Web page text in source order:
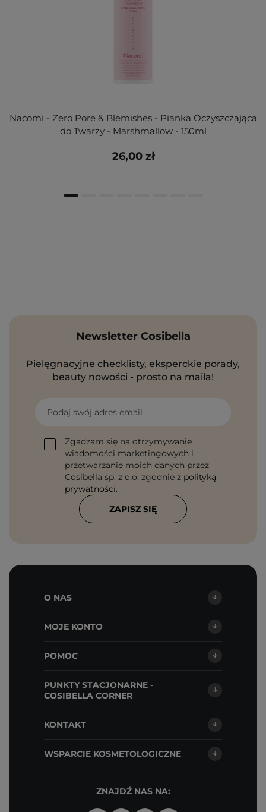
Nacomi - Zero Pore & Blemishes - Pianka Oczyszczająca
do Twarzy - Marshmallow - 150ml
26,00 zł
Newsletter Cosibella
Pielęgnacyjne checklisty, eksperckie porady,
beauty nowości - prosto na maila!
Podaj swój adres email
Zgadzam się na otrzymywanie
wiadomości marketingowych i
przetwarzanie moich danych przez
Cosibella sp. z o.o, zgodnie z polityką
prywatności.
ZAPISZ SIĘ
O NAS
MOJE KONTO
POMOC
PUNKTY STACJONARNE -
COSIBELLA CORNER
KONTAKT
WSPARCIE KOSMETOLOGICZNE
ZNAJDŹ NAS NA: